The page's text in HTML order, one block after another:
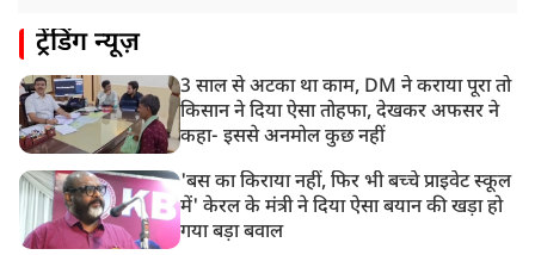
देश के कई हिस्सों में भारी बारिश के आसार, मौसम विभाग ने
8:20 AM
भारत समेत 5 देशों पर 100% टैरिफ
ट्रेंडिंग न्यूज़
3 साल से अटका था काम, DM ने कराया पूरा तो
किसान ने दिया ऐसा तोहफा, देखकर अफसर ने
कहा- इससे अनमोल कुछ नहीं
'बस का किराया नहीं, फिर भी बच्चे प्राइवेट स्कूल
में' केरल के मंत्री ने दिया ऐसा बयान की खड़ा हो
गया बड़ा बवाल